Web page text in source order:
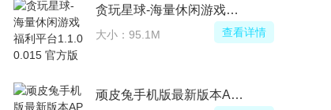
腾讯start云游戏联机版
大小：81.5M 查看详情
塔吉多游戏社区app